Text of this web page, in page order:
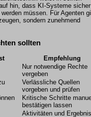
hin, dass KI-Systeme sicher
müssen. Für Agenten
sondern zunehmend
sollten
Empfehlung
Nur notwendige Rechte
vergeben
Verlässliche Quellen
vorgeben und prüfen
Kritische Schritte
bestätigen lassen
Aktivitäten und